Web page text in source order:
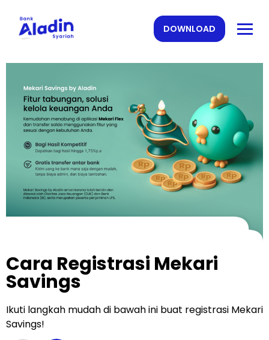
DOWNLOAD
Cara Registrasi Mekari
Savings
Ikuti langkah mudah di bawah ini buat registrasi Mekari
Savings!